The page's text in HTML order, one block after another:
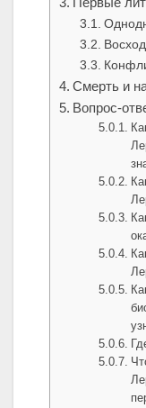
Смерть и
Вопрос-